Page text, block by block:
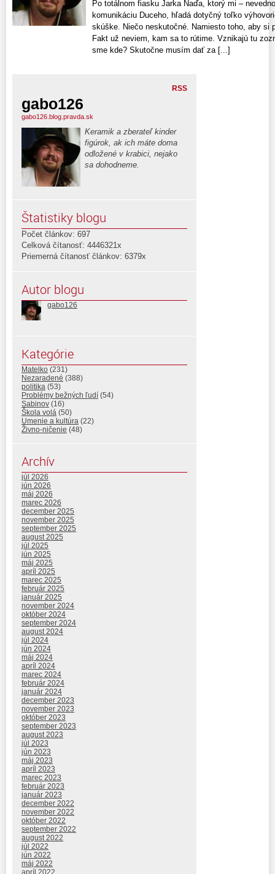
Po totálnom fiasku Jarka Naďa, ktorý mi –
komunikáciu Duceho, hľadá dotyčný toľko
skúške. Niečo neskutočné. Namiesto toho, aby si
Fakt už neviem, kam sa to rútime. Vznikajú tu
sme kde? Skutočne musím dať za [...]
RSS
gabo126
gabo126.blog.pravda.sk
Keramik a zberateľ kinder
figúrok, ak ich máte doma
odložené v krabici, nejako
sa dohodneme.
Štatistiky blogu
Počet článkov: 697
Celková čítanosť: 4446321x
Priemerná čítanosť článkov: 6379x
Autor blogu
gabo126
Kategórie
Matelko (231)
Nezaradené (388)
politika (53)
Problémy bežných ľudí (54)
Sabinov (16)
Škola volá (50)
Umenie a kultúra (22)
Živno-ničenie (48)
Archív
júl 2026
jún 2026
máj 2026
marec 2026
december 2025
november 2025
september 2025
august 2025
júl 2025
jún 2025
máj 2025
apríl 2025
marec 2025
február 2025
január 2025
november 2024
október 2024
september 2024
august 2024
júl 2024
jún 2024
máj 2024
apríl 2024
marec 2024
február 2024
január 2024
december 2023
november 2023
október 2023
september 2023
august 2023
júl 2023
jún 2023
máj 2023
apríl 2023
marec 2023
február 2023
január 2023
december 2022
november 2022
október 2022
september 2022
august 2022
júl 2022
jún 2022
máj 2022
apríl 2022